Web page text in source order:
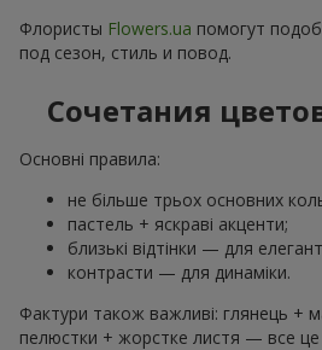
Флористы Flowers.ua помогут
под сезон, стиль и повод.
Сочетания
Основні правила:
не більше трьох основних
пастель + яскраві акценти;
близькі відтінки — для
контрасти — для динаміки.
Фактури також важливі: глянець +
пелюстки + жорстке листя — все